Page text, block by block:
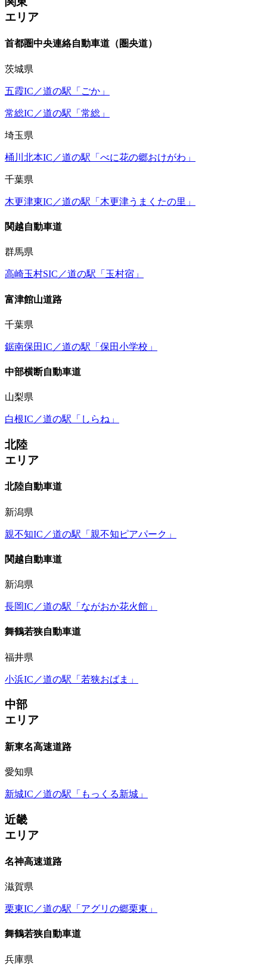
エリア
首都圏中央連絡自動車道（圏央道）
茨城県
五霞IC／道の駅「ごか」
常総IC／道の駅「常総」
埼玉県
桶川北本IC／道の駅「べに花の郷おけがわ」
千葉県
木更津東IC／道の駅「木更津うまくたの里」
関越自動車道
群馬県
高崎玉村SIC／道の駅「玉村宿」
富津館山道路
千葉県
鋸南保田IC／道の駅「保田小学校」
中部横断自動車道
山梨県
白根IC／道の駅「しらね」
北陸
エリア
北陸自動車道
新潟県
親不知IC／道の駅「親不知ピアパーク」
関越自動車道
新潟県
長岡IC／道の駅「ながおか花火館」
舞鶴若狭自動車道
福井県
小浜IC／道の駅「若狭おばま」
中部
エリア
新東名高速道路
愛知県
新城IC／道の駅「もっくる新城」
近畿
エリア
名神高速道路
滋賀県
栗東IC／道の駅「アグリの郷栗東」
舞鶴若狭自動車道
兵庫県